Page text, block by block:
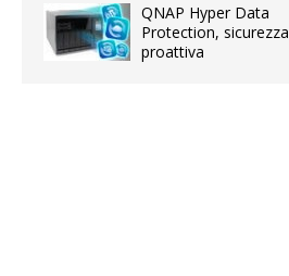
QNAP Hyper Data
Protection, sicurezza
proattiva